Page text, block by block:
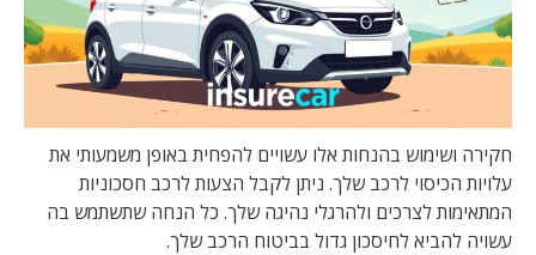
חקירה ושימוש בהנחות אלו עשויים להפחית באופן משמעותי את
עלויות הכיסוי לרכב שלך. ניתן לקבל הצעות לרכב חסכוניות
המתאימות לצרכים ולהרגלי נהיגה שלך. כל הנחה שתשתמש בה
עשויה להביא לחיסכון גדול בביטוח הרכב שלך.